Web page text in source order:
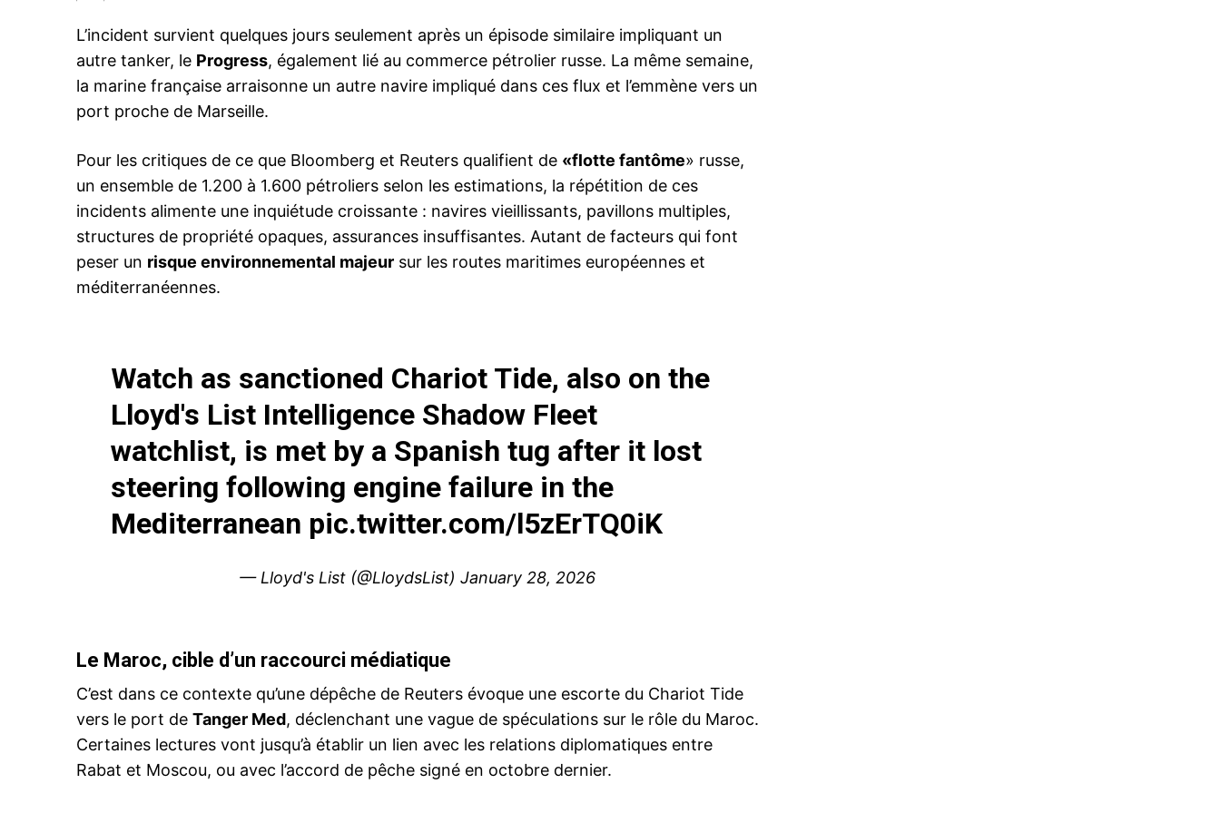
L’incident survient quelques jours seulement après un épisode similaire impliquant un
autre tanker, le Progress, également lié au commerce pétrolier russe. La même semaine,
la marine française arraisonne un autre navire impliqué dans ces flux et l’emmène vers un
port proche de Marseille.
Pour les critiques de ce que Bloomberg et Reuters qualifient de «flotte fantôme» russe,
un ensemble de 1.200 à 1.600 pétroliers selon les estimations, la répétition de ces
incidents alimente une inquiétude croissante : navires vieillissants, pavillons multiples,
structures de propriété opaques, assurances insuffisantes. Autant de facteurs qui font
peser un risque environnemental majeur sur les routes maritimes européennes et
méditerranéennes.
Watch as sanctioned Chariot Tide, also on the
Lloyd's List Intelligence Shadow Fleet
watchlist, is met by a Spanish tug after it lost
steering following engine failure in the
Mediterranean pic.twitter.com/l5zErTQ0iK
— Lloyd's List (@LloydsList)January 28, 2026
Le Maroc, cible d’un raccourci médiatique
C’est dans ce contexte qu’une dépêche de Reuters évoque une escorte du Chariot Tide
vers le port de Tanger Med, déclenchant une vague de spéculations sur le rôle du Maroc.
Certaines lectures vont jusqu’à établir un lien avec les relations diplomatiques entre
Rabat et Moscou, ou avec l’accord de pêche signé en octobre dernier.